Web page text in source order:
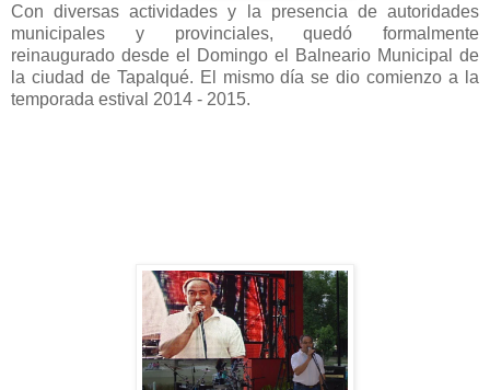
Con diversas actividades y la presencia de autoridades
municipales y provinciales, quedó formalmente
reinaugurado desde el Domingo el Balneario Municipal de
la ciudad de Tapalqué. El mismo día se dio comienzo a la
temporada estival 2014 - 2015.